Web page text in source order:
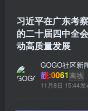
习近平在广东考
的二十届四中全
动高质量发展
GOGO社区新
靓:0061 离线
11月8日 15:44发